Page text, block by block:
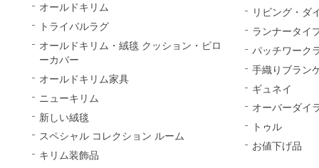
オールドキリム
トライバルラグ
オールドキリム・絨毯 クッション・ピロ
ーカバー
オールドキリム家具
ニューキリム
新しい絨毯
スペシャル コレクション ルーム
キリム装飾品
リビング・ダ
ランナータイ
パッチワーク
手織りブラン
ギュネイ
オーバーダイ
トゥル
お値下げ品